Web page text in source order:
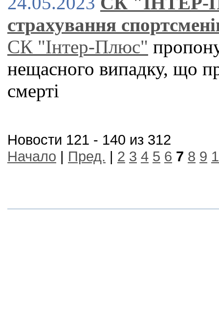
страхування
СК "Iнтер-Плюс"
нещасного випадку, що
смерті
Новости 121 - 140 из 312
Начало | Пред. | 2 3 4 5 6 7 8 9